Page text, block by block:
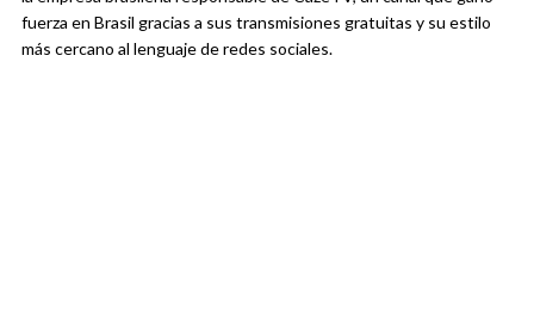
fuerza en Brasil gracias a sus transmisiones gratuitas y su estilo
más cercano al lenguaje de redes sociales.